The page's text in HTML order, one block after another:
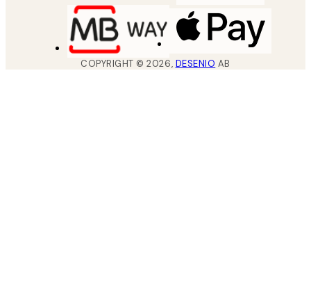
COPYRIGHT ©2026, DESENIO AB